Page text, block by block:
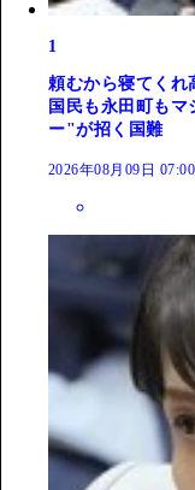
1
頼むから寝てく
国民も永田町も
ー"が招く国難
2026年08月09日 07:00